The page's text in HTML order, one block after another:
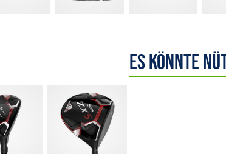
Es könnte